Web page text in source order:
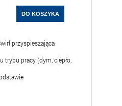
przyspieszająca
trybu pracy (dym, ciepło,